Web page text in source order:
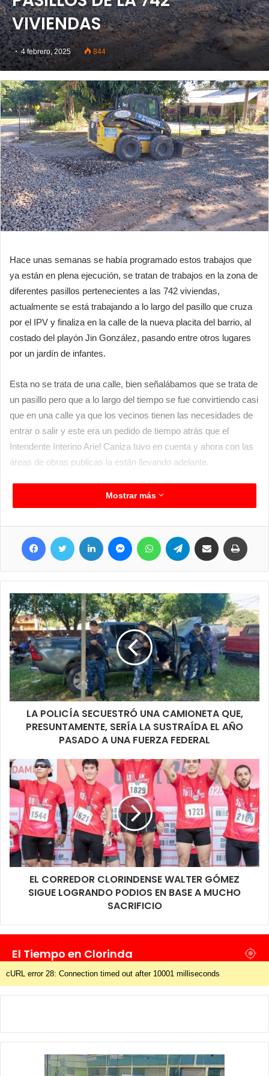
VIVIENDAS
4 febrero, 2025 844
Hace unas semanas se había programado estos trabajos que
ya están en plena ejecución, se tratan de trabajos en la zona de
diferentes pasillos pertenecientes a las 742 viviendas,
actualmente se está trabajando a lo largo del pasillo que cruza
por el IPV y finaliza en la calle de la nueva placita del barrio, al
costado del playón Jin González, pasando entre otros lugares
por un jardín de infantes.
Esta no se trata de una calle, bien señalábamos que se trata de
un pasillo pero que a lo largo del tiempo se fue convirtiendo casi
que en una calle ya que los vecinos tienen las necesidades de
entrar o salir y este era un pedido de tiempo atrás que el
Intendente Interino Ariel Caniza tuvo en cuenta y ahora con las
áreas de obras publicas la están llevando adelante.
Desmalezado, nivelación del parterre, poda de árboles,
reposición de luminarias y hasta enripiado es parte de lo que se
viene haciendo, el propio Caniza estuvo charlando con vecinos
y escuchando sus recomendaciones ya que son ellos los que
saben de las necesidades de su sector y de estar en las
posibilidades se está dando respuesta inmediata.
Mostrar más
LA POLICÍA SECUESTRÓ UNA CAMIONETA QUE,
PRESUNTAMENTE, SERÍA LA SUSTRAÍDA EL AÑO
PASADO A UNA FUERZA FEDERAL
EL CORREDOR CLORINDENSE WALTER GÓMEZ
SIGUE LOGRANDO PODIOS EN BASE A MUCHO
SACRIFICIO
El Tiempo en Clorinda
cURL error 28: Connection timed out after 10001 milliseconds